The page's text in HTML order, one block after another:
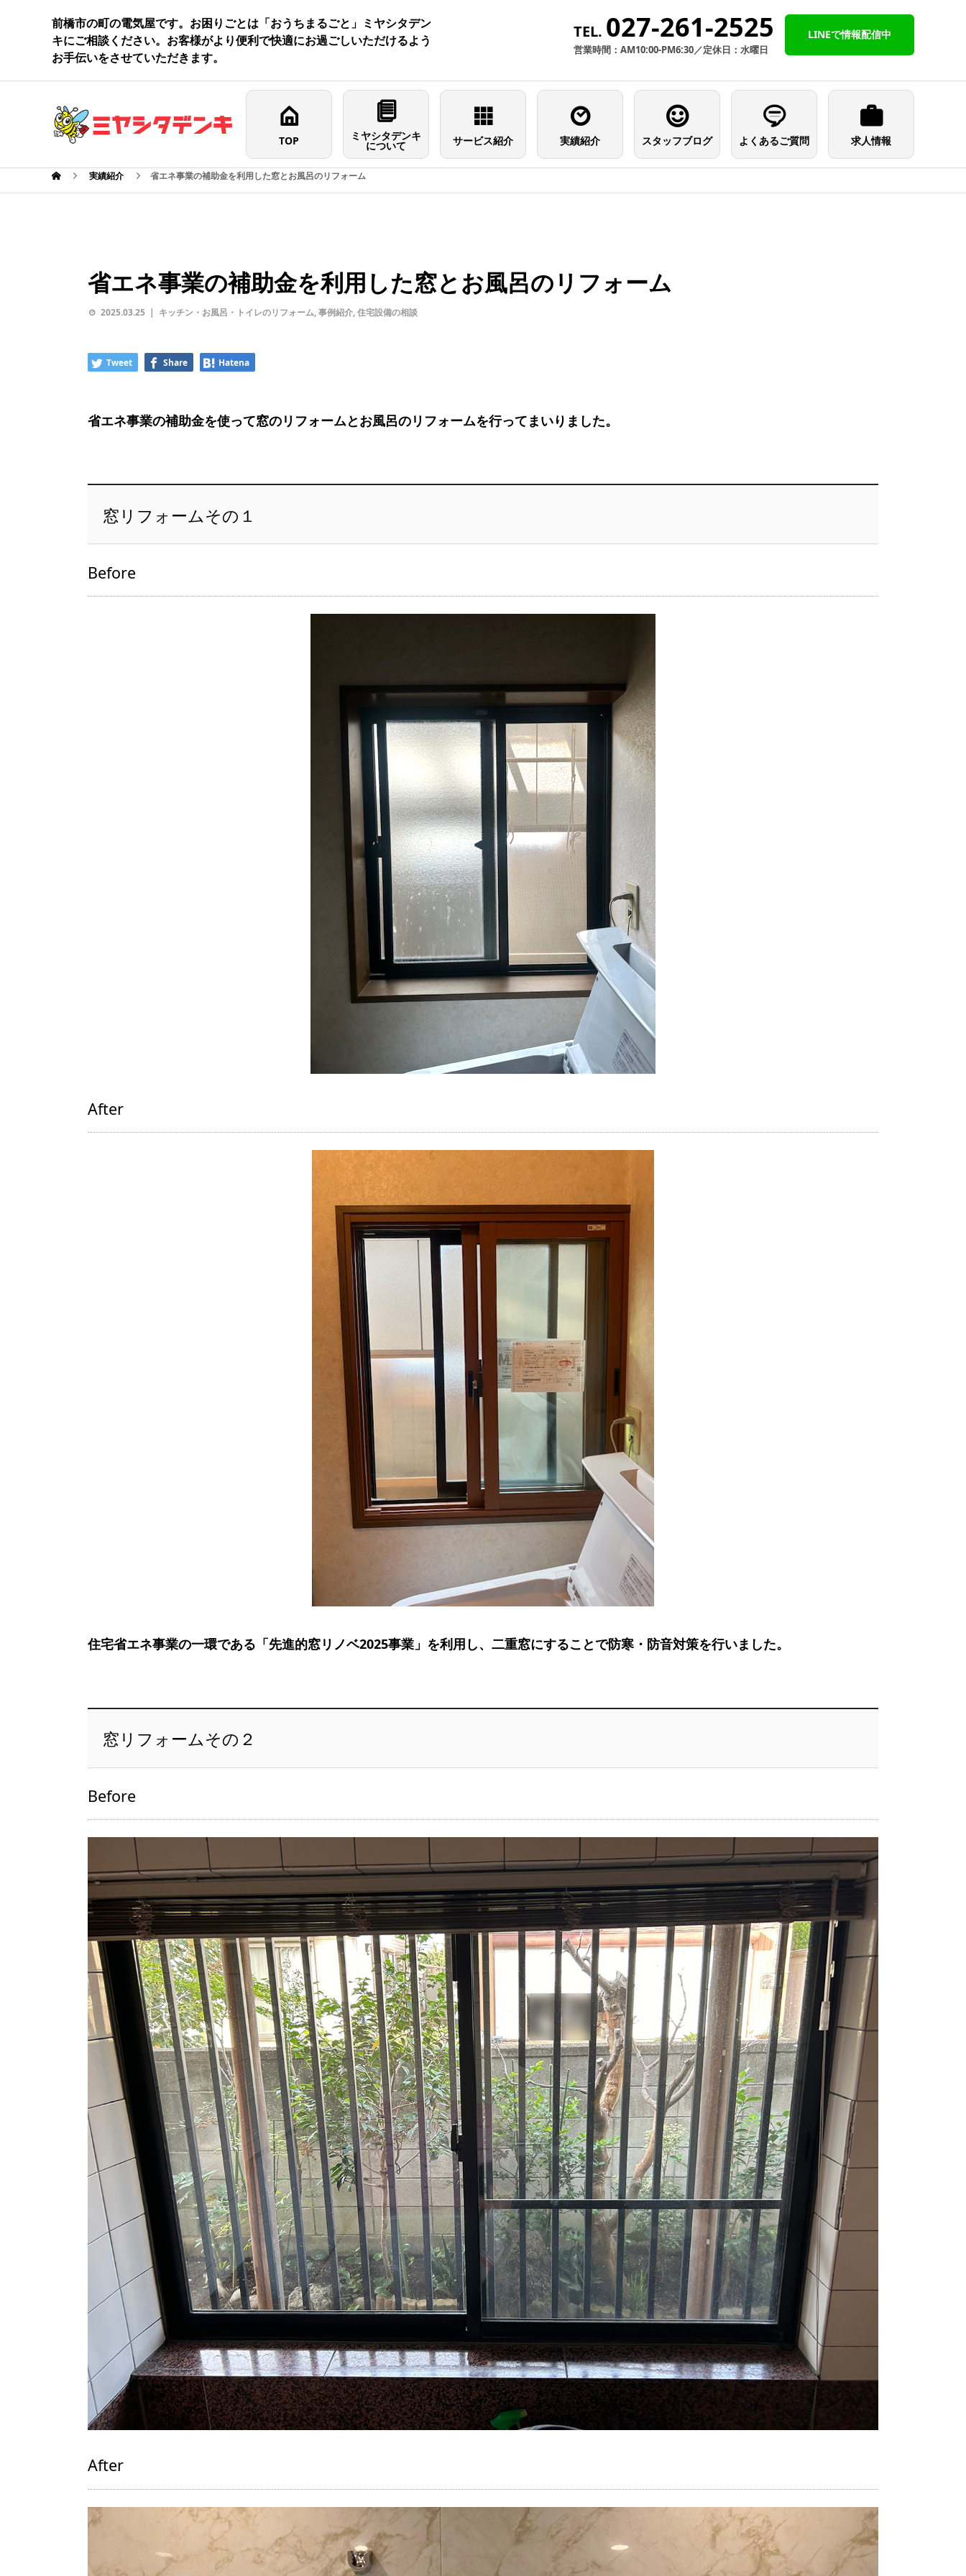
前橋市の町の電気屋です。お困りごとは「おうちまるごと」ミヤシタデン
キにご相談ください。お客様がより便利で快適にお過ごしいただけるよう
お手伝いをさせていただきます。
TEL. 027-261-2525
営業時間：AM10:00-PM6:30／定休日：水曜日
LINEで情報配信中
TOP ミヤシタデンキ
について サービス紹介 実績紹介 スタッフブログ よくあるご質問 求人情報
実績紹介 省エネ事業の補助金を利用した窓とお風呂のリフォーム
省エネ事業の補助金を利用した窓とお風呂のリフォーム
2025.03.25 キッチン・お風呂・トイレのリフォーム,事例紹介,住宅設備の相談
Tweet Share Hatena
省エネ事業の補助金を使って窓のリフォームとお風呂のリフォームを行ってまいりました。
窓リフォームその１
Before
After
住宅省エネ事業の一環である「先進的窓リノベ2025事業」を利用し、二重窓にすることで防寒・防音対策を行いました。
窓リフォームその２
Before
After